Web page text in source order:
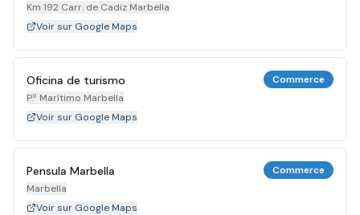
Km 192 Carr. de Cadiz Marbella
Voir sur Google Maps
Oficina de turismo
P.º Marítimo Marbella
Commerce
Voir sur Google Maps
Pensula Marbella
Marbella
Commerce
Voir sur Google Maps